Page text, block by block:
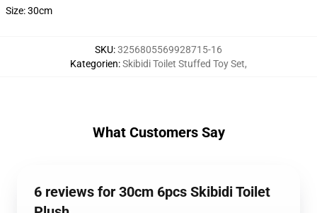
Size: 30cm
SKU:3256805569928715-16
Kategorien:Skibidi Toilet Stuffed Toy Set,
What Customers Say
6 reviews for 30cm 6pcs Skibidi Toilet